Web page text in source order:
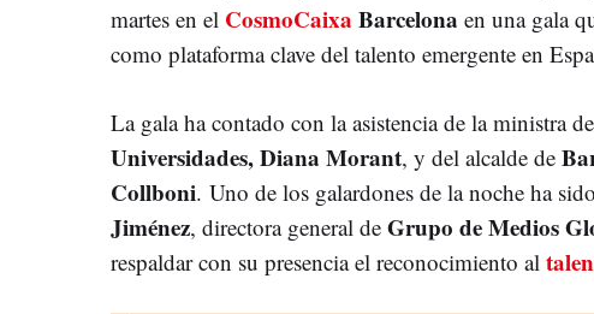
martes en el CosmoCaixa Barcelona en una gala
como plataforma clave del talento emergente en
La gala ha contado con la asistencia de la ministra de
Universidades,Diana Morant, y del alcalde de
Collboni. Uno de los galardones de la noche ha
Jiménez, directora general de Grupo de Medios
respaldar con su presencia el reconocimiento al